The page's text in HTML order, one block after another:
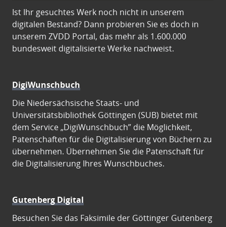
Ist Ihr gesuchtes Werk noch nicht in unserem
digitalen Bestand? Dann probieren Sie es doch in
unserem ZVDD Portal, das mehr als 1.600.000
bundesweit digitalisierte Werke nachweist.
DigiWunschbuch
Die Niedersächsische Staats- und
Universitätsbibliothek Göttingen (SUB) bietet mit
dem Service „DigiWunschbuch” die Möglichkeit,
Patenschaften für die Digitalisierung von Büchern zu
übernehmen. Übernehmen Sie die Patenschaft für
die Digitalisierung Ihres Wunschbuches.
Gutenberg Digital
Besuchen Sie das Faksimile der Göttinger Gutenberg